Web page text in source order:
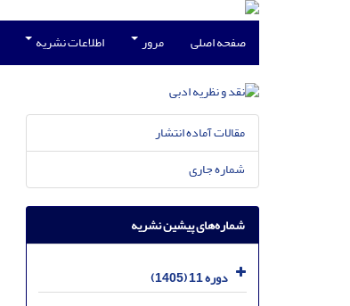
صفحه اصلی مرور اطلاعات نشریه
مقالات آماده انتشار
شماره جاری
شماره‌های پیشین نشریه
دوره 11 (1405)